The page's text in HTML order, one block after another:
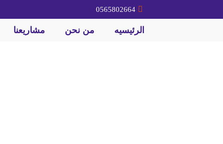
0565802664
الرئيسيه من نحن مشاريعنا